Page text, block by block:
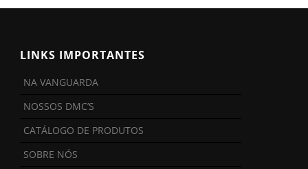
LINKS IMPORTANTES
NA VANGUARDA
NOSSOS DMC’S
CATÁLOGO DE PRODUTOS
SOBRE NÓS